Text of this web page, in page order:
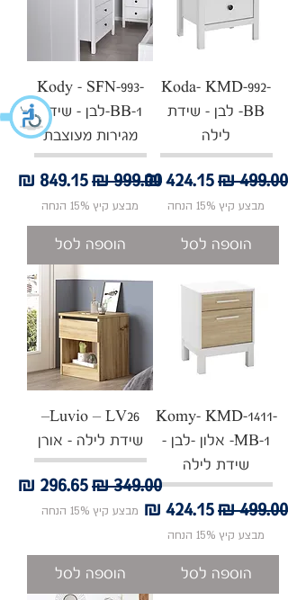
Koda- KMD-992-
BB- לבן - שידת
לילה
מחיר רגילמחיר מבצע
מבצע קיץ 15% הנחה
הוספה לסל
Kody - SFN-993-
BB-1-לבן - שידת
מגירות מעוצבת
מחיר רגילמחיר
מבצע קיץ 15% הנחה
הוספה לסל
Komy- KMD-1411-
MB-1- אלון -לבן -
שידת לילה
מחיר רגילמחיר מבצע
מבצע קיץ 15% הנחה
הוספה לסל
Luvio – LV26–
שידת לילה - אורן
מחיר רגילמחיר
מבצע קיץ 15% הנחה
הוספה לסל